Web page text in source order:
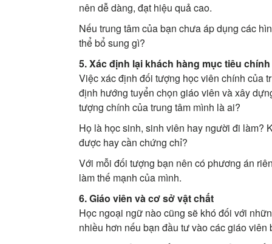
nên dễ dàng, đạt hiệu quả cao.
Nếu trung tâm của bạn chưa áp dụng các
thể bổ sung gì?
5. Xác định lại khách hàng mục tiêu chính
Việc xác định đối tượng học viên chính của
định hướng tuyển chọn giáo viên và xây
tượng chính của trung tâm mình là ai?
Họ là học sinh, sinh viên hay người đi làm?
được hay cần chứng chỉ?
Với mỗi đối tượng bạn nên có phương án
làm thế mạnh của mình.
6. Giáo viên và cơ sở vật chất
Học ngoại ngữ nào cũng sẽ khó đối với
nhiều hơn nếu bạn đầu tư vào các giáo